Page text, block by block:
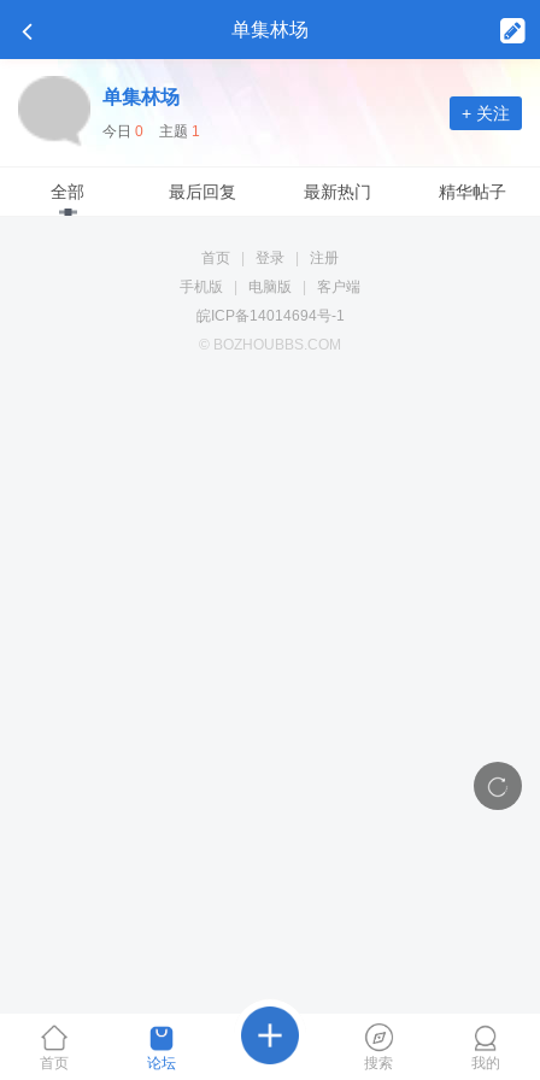
单集林场
单集林场
今日 0 主题 1
+ 关注
全部 最后回复 最新热门 精华帖子
首页 登录
注册
手机版
电脑版
客户端
皖ICP备14014694号-1
© BOZHOUBBS.COM
首页 论坛 搜索 我的